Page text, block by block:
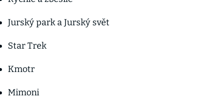
Jurský park a Jurský svět
Star Trek
Kmotr
Mimoni